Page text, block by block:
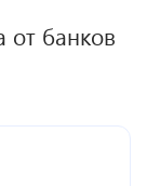
от банков